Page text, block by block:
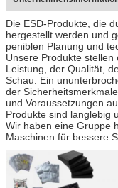
Die ESD-Produkte, die
hergestellt werden und
peniblen Planung und
Unsere Produkte
Leistung, der Qualität,
Schau. Ein
der
und Voraussetzungen
Produkte sind langlebig
Wir haben eine Gruppe
Maschinen für bessere